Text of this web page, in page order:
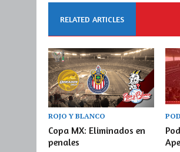
RELATED ARTICLES
ROJO Y BLANCO
Copa MX: Eliminados en
penales